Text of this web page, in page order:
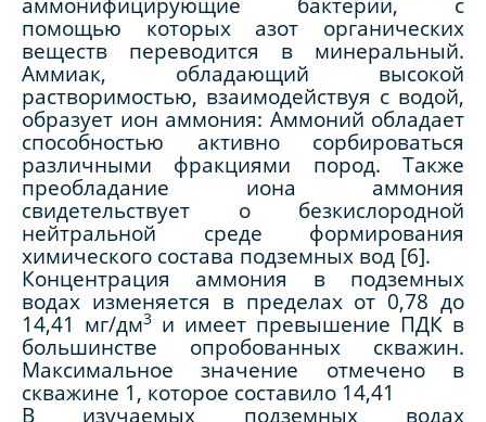
помощью которых азот органических
веществ переводится в минеральный.
Аммиак, обладающий высокой
растворимостью, взаимодействуя с водой,
образует ион аммония: Аммоний обладает
способностью активно сорбироваться
различными фракциями пород. Также
преобладание иона аммония
свидетельствует о безкислородной
нейтральной среде формирования
химического состава подземных вод [6].
Концентрация аммония в подземных
водах изменяется в пределах от 0,78 до
14,41 мг/дм3 и имеет превышение ПДК в
большинстве опробованных скважин.
Максимальное значение отмечено в
скважине 1, которое составило 14,41
В изучаемых подземных водах